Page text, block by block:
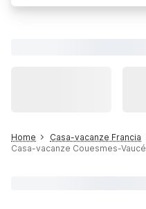
Home Casa-vacanze Francia
Casa-vacanze Couesmes-Vaucé